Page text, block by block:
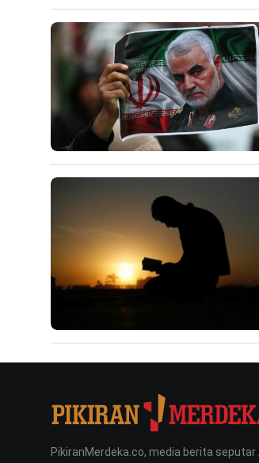
PikiranMerdeka.co, media berita seputar